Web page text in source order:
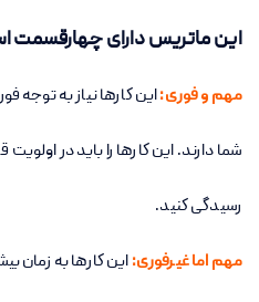
این ماتریس دارای چهارقسمت
مهم و فوری:این کارها نیاز به توجه
شما دارند. این کارها را باید در
رسیدگی کنید.
مهم اما غیرفوری:این کارها به زمان